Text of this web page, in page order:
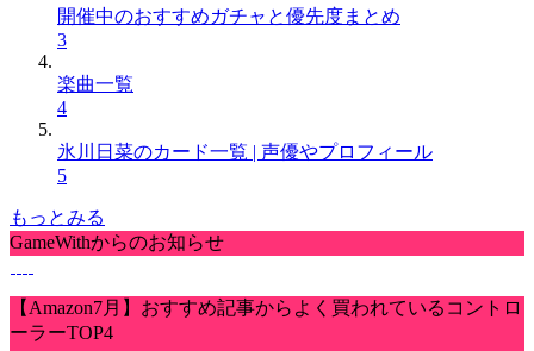
開催中のおすすめガチャと優先度まとめ
3
楽曲一覧
4
氷川日菜のカード一覧 | 声優やプロフィール
5
もっとみる
GameWithからのお知らせ
【Amazon7月】おすすめ記事からよく買われているコントロ
ーラーTOP4